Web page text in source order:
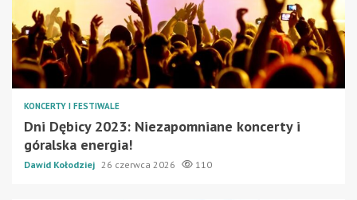
KONCERTY I FESTIWALE
Dni Dębicy 2023: Niezapomniane koncerty i
góralska energia!
Dawid Kołodziej 26 czerwca 2026 110